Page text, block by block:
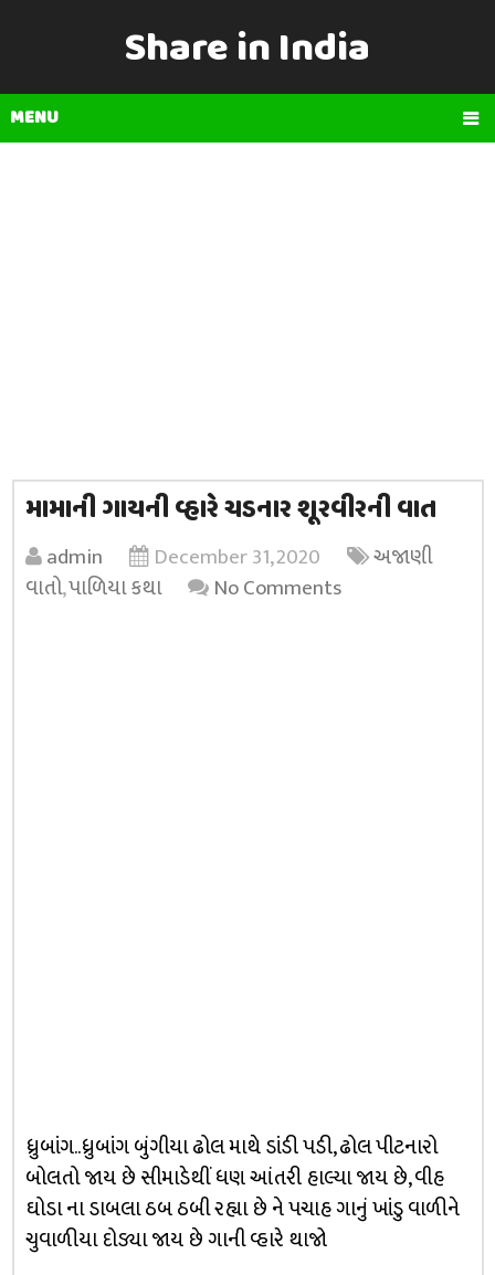
Share in India
MENU
મામાની ગાયની વ્હારે ચડનાર શૂરવીરની વાત
admin December 31, 2020
અજાણી
વાતો,પાળિયા કથા No Comments
ધ્રુબાંગ..ધ્રુબાંગ બુંગીયા ઢોલ માથે ડાંડી પડી, ઢોલ પીટનારો
બોલતો જાય છે સીમાડેથીં ધણ આંતરી હાલ્યા જાય છે, વીહ
ઘોડા ના ડાબલા ઠબ ઠબી રહ્યા છે ને પચાહ ગાનું ખાંડુ વાળીને
ચુવાળીયા દોડ્યા જાય છે ગાની વ્હારે થાજો